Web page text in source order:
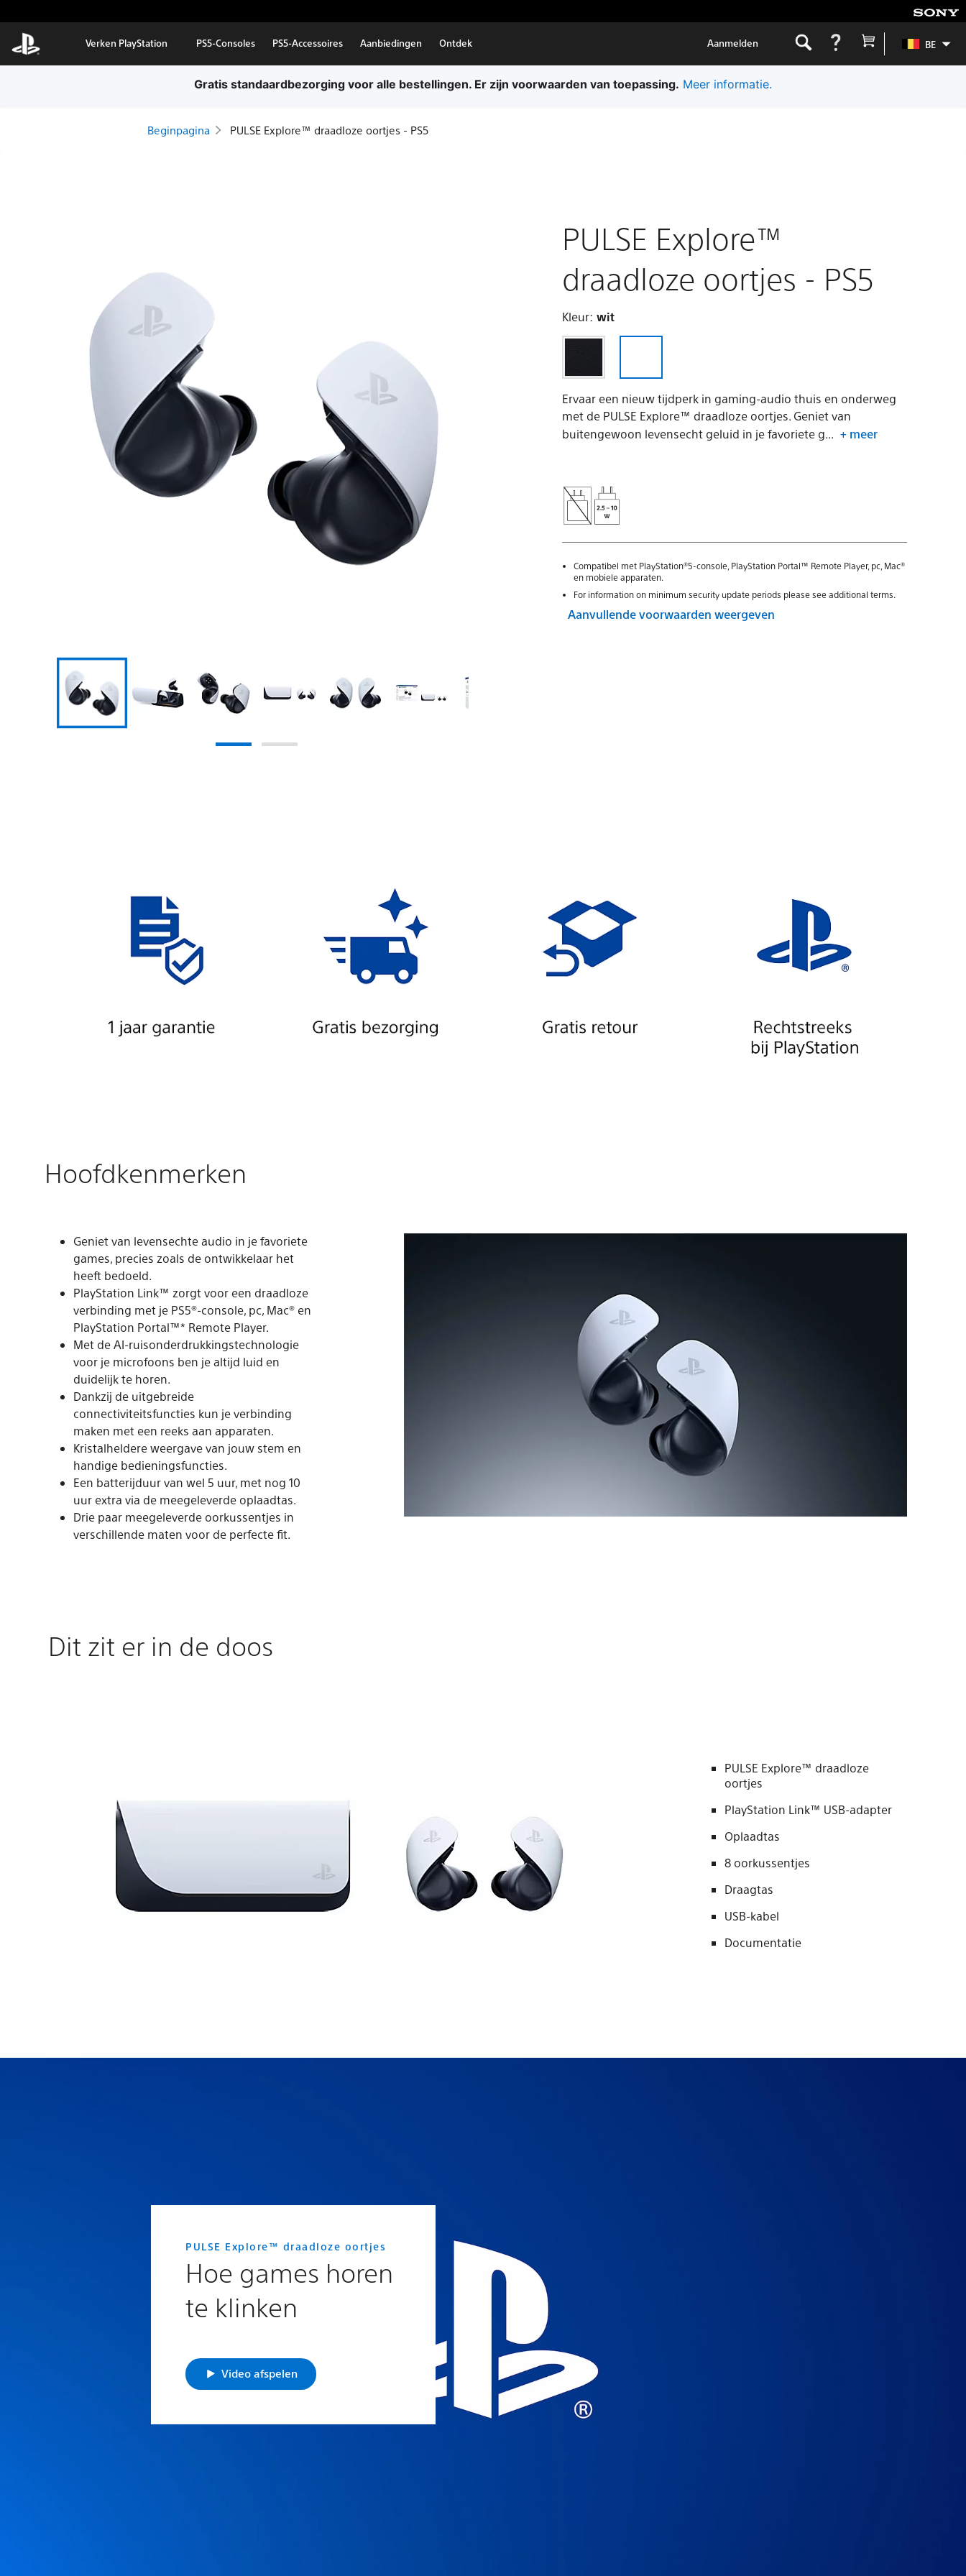
Verken PlayStation PS5-Consoles PS5-Accessoires Aanbiedingen Ontdek Aanmelden BE
Gratis standaardbezorging voor alle bestellingen. Er zijn voorwaarden van toepassing. Meer informatie.
Beginpagina PULSE Explore™ draadloze oortjes - PS5
draadloze
oortjes
PS5
PULSE Explore™
draadloze oortjes - PS5
Kleur: wit
Ervaar een nieuw tijdperk in gaming-audio thuis en onderweg
met de PULSE Explore™ draadloze oortjes. Geniet van
buitengewoon levensecht geluid in je favoriete g... + meer
Compatibel met PlayStation®5-console, PlayStation Portal™ Remote Player, pc, Mac®
en mobiele apparaten.
For information on minimum security update periods please see additional terms.
Aanvullende voorwaarden weergeven
Hoofdkenmerken
Geniet van levensechte audio in je favoriete
games, precies zoals de ontwikkelaar het
heeft bedoeld.
PlayStation Link™ zorgt voor een draadloze
verbinding met je PS5®-console, pc, Mac® en
PlayStation Portal™* Remote Player.
Met de AI-ruisonderdrukkingstechnologie
voor je microfoons ben je altijd luid en
duidelijk te horen.
Dankzij de uitgebreide
connectiviteitsfuncties kun je verbinding
maken met een reeks aan apparaten.
Kristalheldere weergave van jouw stem en
handige bedieningsfuncties.
Een batterijduur van wel 5 uur, met nog 10
uur extra via de meegeleverde oplaadtas.
Drie paar meegeleverde oorkussentjes in
verschillende maten voor de perfecte fit.
Dit zit er in de doos
PULSE Explore™ draadloze
oortjes
PlayStation Link™ USB-adapter
Oplaadtas
8 oorkussentjes
Draagtas
USB-kabel
Documentatie
PULSE Explore™ draadloze oortjes
Hoe games horen
te klinken
Video afspelen